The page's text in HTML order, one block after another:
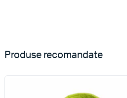
Produse recomandate